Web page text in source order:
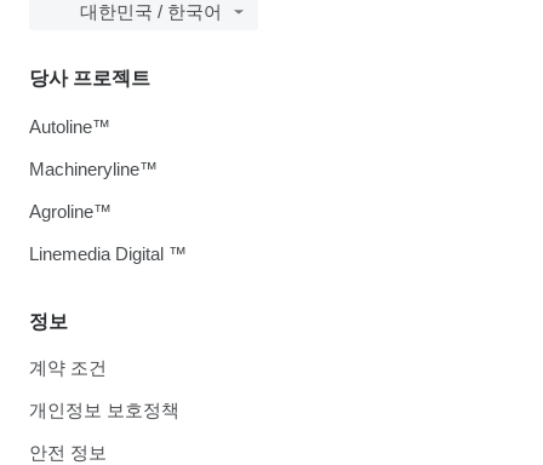
대한민국 / 한국어
정보
계약 조건
개인정보 보호정책
안전 정보
당사 프로젝트
Autoline™
Machineryline™
Agroline™
Linemedia Digital ™